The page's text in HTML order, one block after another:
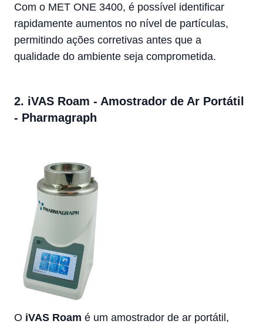
Com o MET ONE 3400, é possível identificar
rapidamente aumentos no nível de partículas,
permitindo ações corretivas antes que a
qualidade do ambiente seja comprometida.
2. iVAS Roam - Amostrador de Ar Portátil
- Pharmagraph
O iVAS Roam é um amostrador de ar portátil,